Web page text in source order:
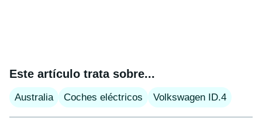
Este artículo trata sobre...
Australia Coches eléctricos Volkswagen ID.4